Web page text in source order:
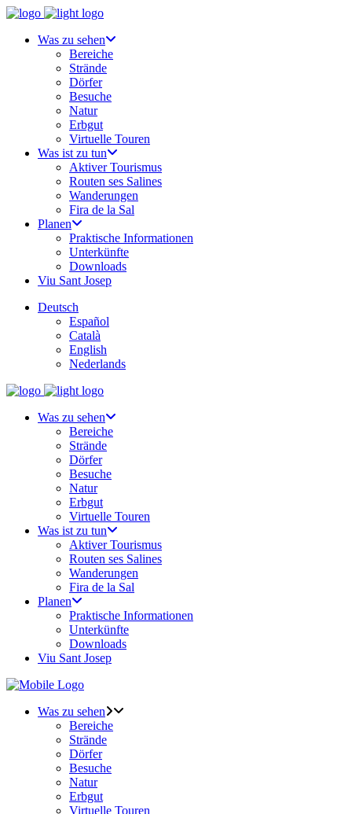
Was zu sehen
Bereiche
Strände
Dörfer
Besuche
Natur
Erbgut
Virtuelle Touren
Was ist zu tun
Aktiver Tourismus
Routen ses Salines
Wanderungen
Fira de la Sal
Planen
Praktische Informationen
Unterkünfte
Downloads
Viu Sant Josep
Deutsch
Español
Català
English
Nederlands
Was zu sehen
Bereiche
Strände
Dörfer
Besuche
Natur
Erbgut
Virtuelle Touren
Was ist zu tun
Aktiver Tourismus
Routen ses Salines
Wanderungen
Fira de la Sal
Planen
Praktische Informationen
Unterkünfte
Downloads
Viu Sant Josep
Was zu sehen
Bereiche
Strände
Dörfer
Besuche
Natur
Erbgut
Virtuelle Touren